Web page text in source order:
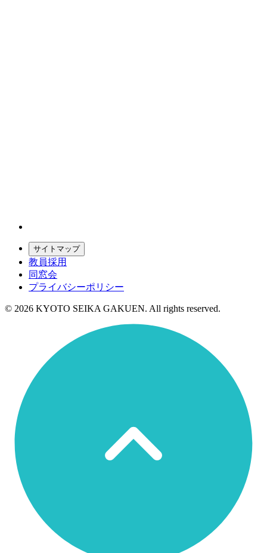
サイトマップ
教員採用
同窓会
プライバシーポリシー
© 2026 KYOTO SEIKA GAKUEN. All rights reserved.